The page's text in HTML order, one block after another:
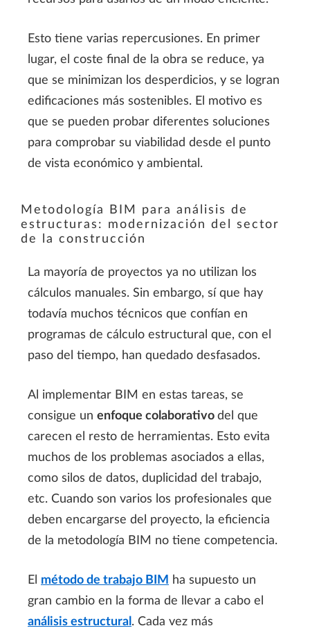
Esto tiene varias repercusiones. En primer
lugar, el coste final de la obra se reduce, ya
que se minimizan los desperdicios, y se logran
edificaciones más sostenibles. El motivo es
que se pueden probar diferentes soluciones
para comprobar su viabilidad desde el punto
de vista económico y ambiental.
Metodología BIM para análisis de
estructuras: modernización del sector
de la construcción
La mayoría de proyectos ya no utilizan los
cálculos manuales. Sin embargo, sí que hay
todavía muchos técnicos que confían en
programas de cálculo estructural que, con el
paso del tiempo, han quedado desfasados.
Al implementar BIM en estas tareas, se
consigue un enfoque colaborativo del que
carecen el resto de herramientas. Esto evita
muchos de los problemas asociados a ellas,
como silos de datos, duplicidad del trabajo,
etc. Cuando son varios los profesionales que
deben encargarse del proyecto, la eficiencia
de la metodología BIM no tiene competencia.
El método de trabajo BIM ha supuesto un
gran cambio en la forma de llevar a cabo el
análisis estructural . Cada vez más